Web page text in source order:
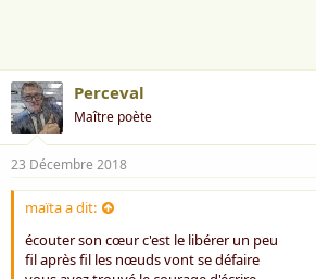
Perceval
Maître poète
23 Décembre 2018
maïta a dit:
écouter son cœur c'est le libérer un peu
fil après fil les nœuds vont se défaire